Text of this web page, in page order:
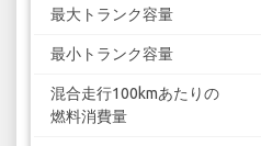
最大トランク容量
最小トランク容量
混合走行100kmあたりの
燃料消費量